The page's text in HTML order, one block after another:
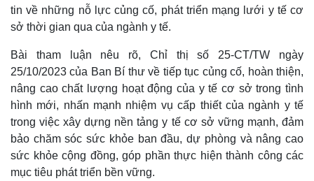
tin về những nỗ lực củng cố, phát triển mạng lưới y tế cơ
sở thời gian qua của ngành y tế.
Bài tham luận nêu rõ, Chỉ thị số 25-CT/TW ngày
25/10/2023 của Ban Bí thư về tiếp tục củng cố, hoàn thiện,
nâng cao chất lượng hoạt động của y tế cơ sở trong tình
hình mới, nhấn mạnh nhiệm vụ cấp thiết của ngành y tế
trong việc xây dựng nền tảng y tế cơ sở vững mạnh, đảm
bảo chăm sóc sức khỏe ban đầu, dự phòng và nâng cao
sức khỏe cộng đồng, góp phần thực hiện thành công các
mục tiêu phát triển bền vững.